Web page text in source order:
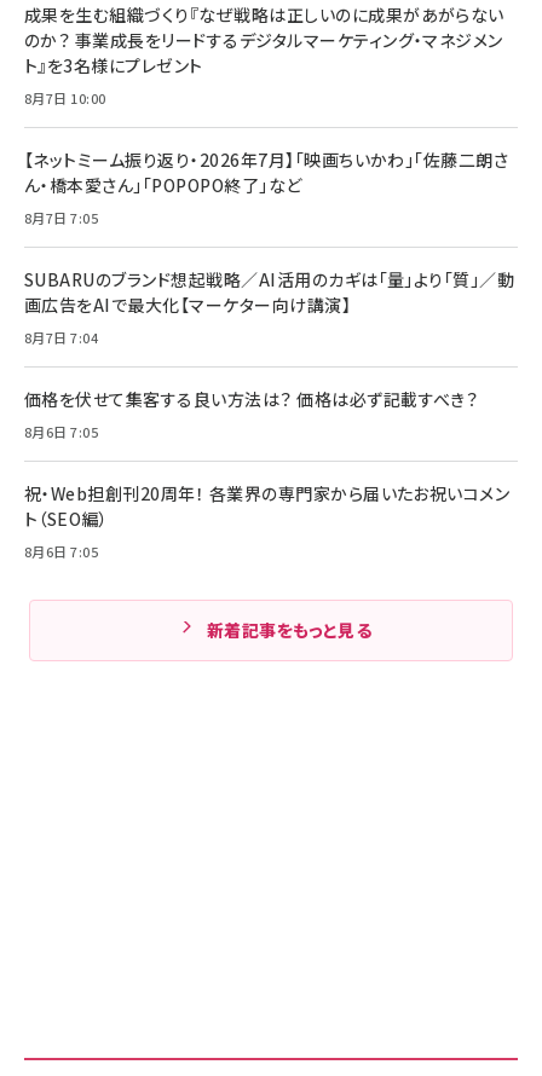
成果を生む組織づくり『なぜ戦略は正しいのに成果があがらない
のか？ 事業成長をリードするデジタルマーケティング・マネジメン
ト』を3名様にプレゼント
8月7日 10:00
【ネットミーム振り返り・2026年7月】「映画ちいかわ」「佐藤二朗さ
ん・橋本愛さん」「POPOPO終了」など
8月7日 7:05
SUBARUのブランド想起戦略／AI活用のカギは「量」より「質」／動
画広告をAIで最大化【マーケター向け講演】
8月7日 7:04
価格を伏せて集客する良い方法は？ 価格は必ず記載すべき？
8月6日 7:05
祝・Web担創刊20周年！ 各業界の専門家から届いたお祝いコメン
ト（SEO編）
8月6日 7:05
新着記事をもっと見る